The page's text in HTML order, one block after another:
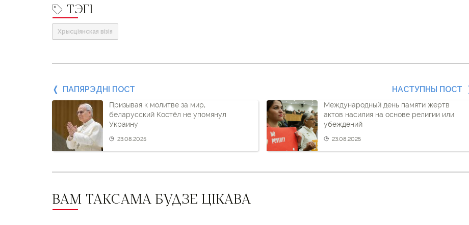
ТЭГІ
Хрысціянская візія
Папярэдні
пост
і
наступны
пост
ПАПЯРЭДНІ ПОСТ
Призывая к молитве за мир,
беларусский Костёл не упомянул
Украину
23.08.2025
НАСТУПНЫ ПОСТ
Международный день памяти жертв
актов насилия на основе религии или
убеждений
23.08.2025
ВАМ ТАКСАМА БУДЗЕ ЦІКАВА